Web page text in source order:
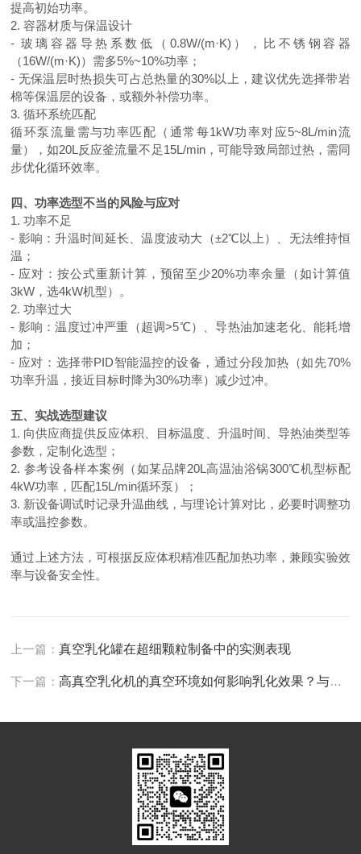
提高初始功率。
2. 容器材质与保温设计
- 玻璃容器导热系数低（ 0.8W/(m·K) ），比不锈钢容器
（16W/(m·K)）需多5%~10%功率；
- 无保温层时热损失可占总热量的30%以上，建议优先选择带岩
棉等保温层的设备，或额外补偿功率。
3. 循环系统匹配
循环泵流量需与功率匹配（通常每1kW功率对应5~8L/min流
量），如20L反应釜流量不足15L/min，可能导致局部过热，需同
步优化循环效率。
四、功率选型不当的风险与应对
1. 功率不足
- 影响：升温时间延长、温度波动大（±2℃以上）、无法维持恒
温；
- 应对：按公式重新计算，预留至少20%功率余量（如计算值
3kW ，选4kW机型）。
2. 功率过大
- 影响：温度过冲严重（超调>5℃）、导热油加速老化、能耗增
加；
- 应对：选择带PID智能温控的设备，通过分段加热（如先70%
功率升温，接近目标时降为30%功率）减少过冲。
五、实战选型建议
1. 向供应商提供反应体积、目标温度、升温时间、导热油类型等
参数，定制化选型；
2. 参考设备样本案例（如某品牌20L高温油浴锅300℃机型标配
4kW功率，匹配15L/min循环泵）；
3. 新设备调试时记录升温曲线，与理论计算对比，必要时调整功
率或温控参数。
通过上述方法，可根据反应体积精准匹配加热功率，兼顾实验效
率与设备安全性。
上一篇：真空乳化罐在超细颗粒制备中的实测表现
下一篇：高真空乳化机的真空环境如何影响乳化效果？与常压乳化的区别？